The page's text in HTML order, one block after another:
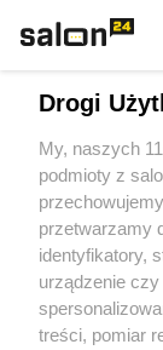
Sport
Kultura
Drogi
My, naszych
podmioty z
przetwarzamy
identyfikatory,
urządzenie
treści, pomiar